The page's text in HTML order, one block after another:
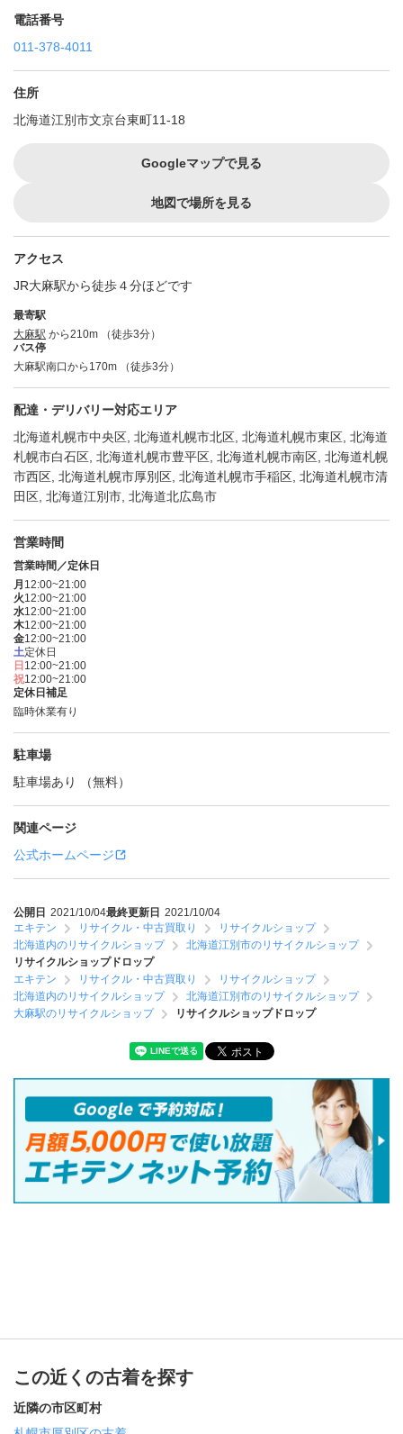
電話番号
011-378-4011
住所
北海道江別市文京台東町11-18
Googleマップで見る
地図で場所を見る
アクセス
JR大麻駅から徒歩４分ほどです
最寄駅
大麻駅 から210m （徒歩3分）
バス停
大麻駅南口から170m （徒歩3分）
配達・デリバリー対応エリア
北海道札幌市中央区, 北海道札幌市北区, 北海道札幌市東区, 北海道
札幌市白石区, 北海道札幌市豊平区, 北海道札幌市南区, 北海道札幌
市西区, 北海道札幌市厚別区, 北海道札幌市手稲区, 北海道札幌市清
田区, 北海道江別市, 北海道北広島市
営業時間
営業時間／定休日
月 12:00~21:00
火12:00~21:00
水12:00~21:00
木12:00~21:00
金12:00~21:00
土定休日
日 12:00~21:00
祝12:00~21:00
定休日補足
臨時休業有り
駐車場
駐車場あり （無料）
関連ページ
公式ホームページ
公開日 2021/10/04最終更新日 2021/10/04
エキテン
リサイクル・中古買取り
リサイクルショップ
北海道内のリサイクルショップ
北海道江別市のリサイクルショップ
リサイクルショップドロップ
エキテン
リサイクル・中古買取り
リサイクルショップ
北海道内のリサイクルショップ
北海道江別市のリサイクルショップ
大麻駅のリサイクルショップ
リサイクルショップドロップ
この近くの古着を探す
近隣の市区町村